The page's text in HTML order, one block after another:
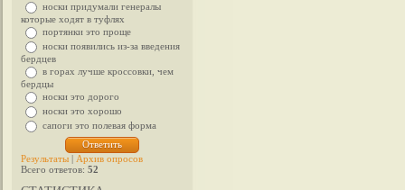
носки придумали генералы
которые ходят в туфлях
портянки это проще
носки появились из-за введения
бердцев
в горах лучше кроссовки, чем
бердцы
носки это дорого
носки это хорошо
сапоги это полевая форма
Результаты | Архив опросов
Всего ответов: 52